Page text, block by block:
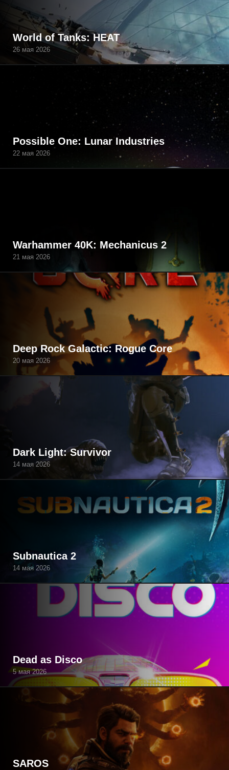
World of Tanks: HEAT
26 мая 2026
Possible One: Lunar Industries
22 мая 2026
Warhammer 40K: Mechanicus 2
21 мая 2026
Deep Rock Galactic: Rogue Core
20 мая 2026
Dark Light: Survivor
14 мая 2026
Subnautica 2
14 мая 2026
Dead as Disco
5 мая 2026
SAROS